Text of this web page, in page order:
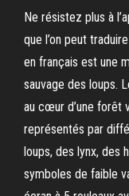
Ne résistez plus à
que l’on peut
en français est une
sauvage des loups.
au cœur d’une forêt
représentés par
loups, des lynx, des
symboles de faible